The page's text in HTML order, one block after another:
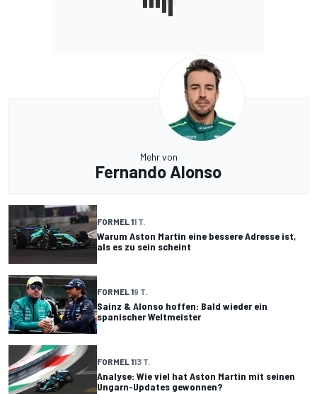
Mehr von
Fernando Alonso
FORMEL 11 T.
Warum Aston Martin eine bessere Adresse ist,
als es zu sein scheint
FORMEL 19 T.
Sainz & Alonso hoffen: Bald wieder ein
spanischer Weltmeister
FORMEL 113 T.
Analyse: Wie viel hat Aston Martin mit seinen
Ungarn-Updates gewonnen?